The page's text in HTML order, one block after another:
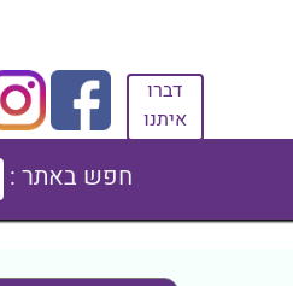
דברו
איתנו
חפש באתר :